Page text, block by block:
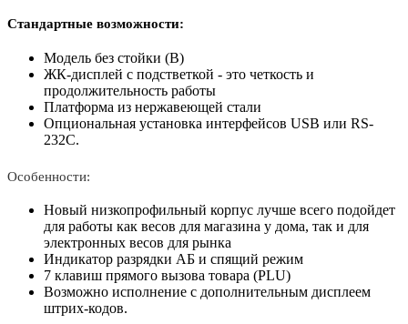
Стандартные возможности:
Модель без стойки (B)
ЖК-дисплей с подстветкой - это четкость и
продолжительность работы
Платформа из нержавеющей стали
Опциональная установка интерфейсов USB или RS-
232C.
Особенности:
Новый низкопрофильный корпус лучше всего подойдет
для работы как весов для магазина у дома, так и для
электронных весов для рынка
Индикатор разрядки АБ и спящий режим
7 клавиш прямого вызова товара (PLU)
Возможно исполнение с дополнительным дисплеем
штрих-кодов.